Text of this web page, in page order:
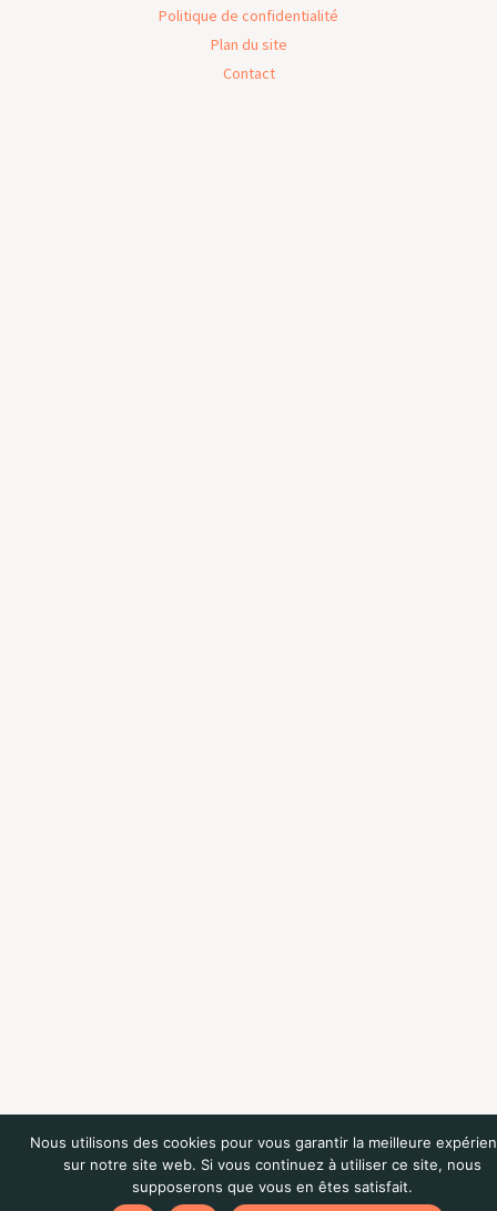
Politique de confidentialité
Plan du site
Contact
Nous utilisons des cookies pour vous garantir la meilleure
sur notre site web. Si vous continuez à utiliser ce site, nous
supposerons que vous en êtes satisfait.